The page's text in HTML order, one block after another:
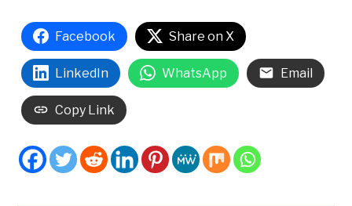
Facebook Share on X
LinkedIn WhatsApp Email
Copy Link